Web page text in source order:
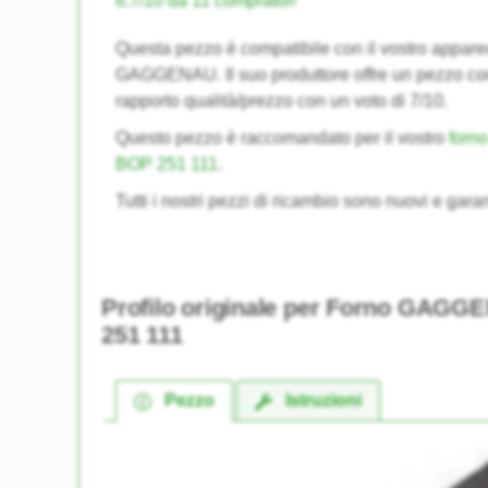
Questa pezzo è compatibile con il vostro
GAGGENAU. Il suo produttore offre un pezzo
rapporto qualità/prezzo con un voto di 7/10.
Questo pezzo è raccomandato per il vostro
BOP 251 111
Tutti i nostri pezzi di ricambio sono nuovi e
Profilo originale per Forno
251 111
Pezzo Istruzioni